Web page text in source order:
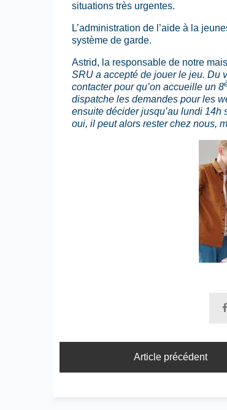
situations très urgentes.
L’administration de l’aide à la
système de garde.
Astrid, la responsable de notre
SRU a accepté de jouer le jeu. Du
contacter pour qu’on accueille un 8
dispatche les demandes pour les
ensuite décider jusqu’au lundi 14h
oui, il peut alors rester chez nous,
Article précédent